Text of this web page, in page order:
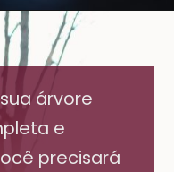
árvore
e
precisará